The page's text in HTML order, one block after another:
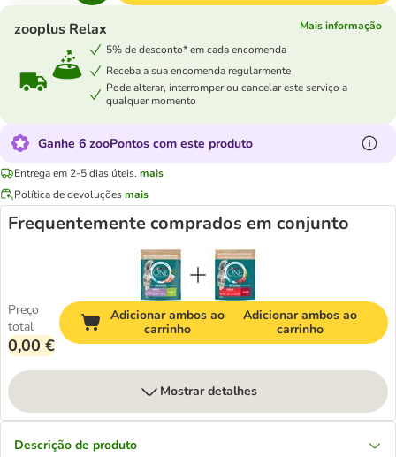
zooplus Relax
Mais informação
5% de desconto* em cada encomenda
Receba a sua encomenda regularmente
Pode alterar, interromper ou cancelar este serviço a
qualquer momento
Ganhe 6 zooPontos com este produto
Entrega em 2-5 dias úteis. mais
Política de devoluçõesmais
Frequentemente comprados em conjunto
Preço
total
0,00 €
Adicionar ambos ao
carrinho
Adicionar ambos ao
carrinho
Mostrar detalhes
Descrição de produto